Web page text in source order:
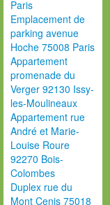
Paris
Emplacement de
parking avenue
Hoche 75008 Paris
Appartement
promenade du
Verger 92130 Issy-
les-Moulineaux
Appartement rue
André et Marie-
Louise Roure
92270 Bois-
Colombes
Duplex rue du
Mont Cenis 75018